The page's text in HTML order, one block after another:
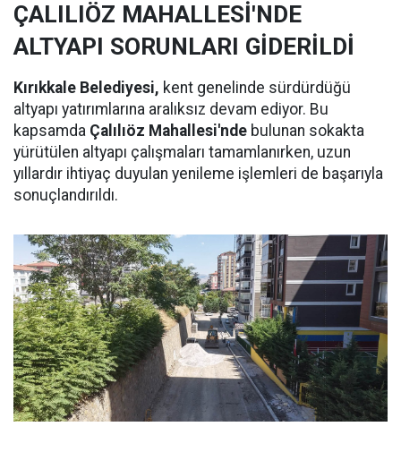
ÇALILIÖZ MAHALLESİ'NDE
ALTYAPI SORUNLARI GİDERİLDİ
Kırıkkale Belediyesi, kent genelinde sürdürdüğü
altyapı yatırımlarına aralıksız devam ediyor. Bu
kapsamda Çalılıöz Mahallesi'nde bulunan sokakta
yürütülen altyapı çalışmaları tamamlanırken, uzun
yıllardır ihtiyaç duyulan yenileme işlemleri de başarıyla
sonuçlandırıldı.